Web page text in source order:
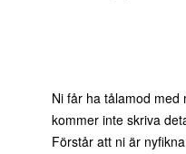
Ni får ha tålamod med
kommer inte skriva
Förstår att ni är